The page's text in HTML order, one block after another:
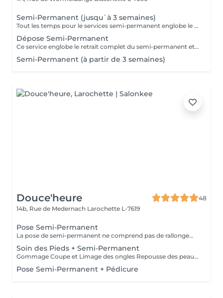
Semi-Permanent (jusqu`à 3 semaines)
Tout les temps pour le services semi-permanent englobe le retrait du semi-permanent qui est déjà sur les ongles)
Dépose Semi-Permanent
Ce service englobe le retrait complet du semi-permanent et une manucure avec une base fortifiante transparente en vernis simple. ATTENTION : uniquement pour ceux qui ne souhaite pas refaire un semi-permanent
Semi-Permanent (à partir de 3 semaines)
Douce'heure
48
14b, Rue de Medernach Larochette L-7619
Pose Semi-Permanent
La pose de semi-permanent ne comprend pas de rallongement des ongles. Si vous souhaitez plus de longueur, merci de sélectionner l'option pose complète avec rallongement
Soin des Pieds + Semi-Permanent
Gommage Coupe et Limage des ongles Repousse des peaux mortes Coupe des cuticules Pose de semi-permanent Massage des pieds Masque hydratant
Pose Semi-Permanent + Pédicure